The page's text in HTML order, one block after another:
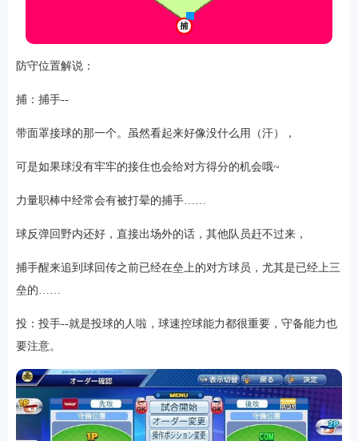
防守位置解说：
捕：捕手--
带面罩接球的那一个。虽然看起来好像没什么用（汗），
可是如果球没有牢牢的接住也会给对方得分的机会哦~
力量职棒中经常会有被打晕的捕手……
球反弹回野内还好，直接出场外的话，其他队员赶不过来，
捕手醒来追到球回传之前已经在垒上的对方球员，尤其是已经上三
垒的……
投：投手--就是投球的人啦，球速控球能力都很重要，守备能力也
要注意。